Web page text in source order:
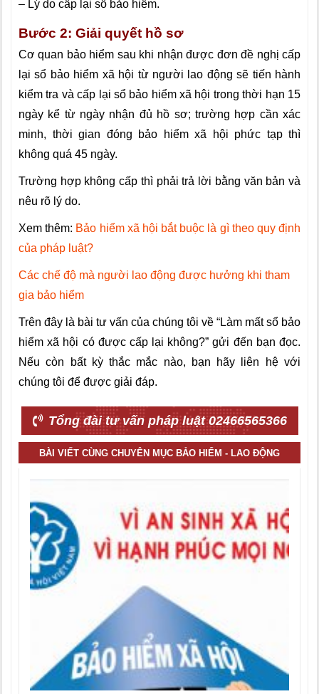
– Lý do cấp lại sổ bảo hiểm.
Bước 2: Giải quyết hồ sơ
Cơ quan bảo hiểm sau khi nhận được đơn đề nghị cấp
lại sổ bảo hiểm xã hội từ người lao động sẽ tiến hành
kiểm tra và cấp lại sổ bảo hiểm xã hội trong thời hạn 15
ngày kể từ ngày nhận đủ hồ sơ; trường hợp cần xác
minh, thời gian đóng bảo hiểm xã hội phức tạp thì
không quá 45 ngày.
Trường hợp không cấp thì phải trả lời bằng văn bản và
nêu rõ lý do.
Xem thêm: Bảo hiểm xã hội bắt buộc là gì theo quy định
của pháp luật?
Các chế độ mà người lao động được hưởng khi tham
gia bảo hiểm
Trên đây là bài tư vấn của chúng tôi về “Làm mất sổ bảo
hiểm xã hội có được cấp lại không?” gửi đến bạn đọc.
Nếu còn bất kỳ thắc mắc nào, bạn hãy liên hệ với
chúng tôi để được giải đáp.
Tổng đài tư vấn pháp luật 02466565366
BÀI VIẾT CÙNG CHUYÊN MỤC BẢO HIỂM - LAO ĐỘNG